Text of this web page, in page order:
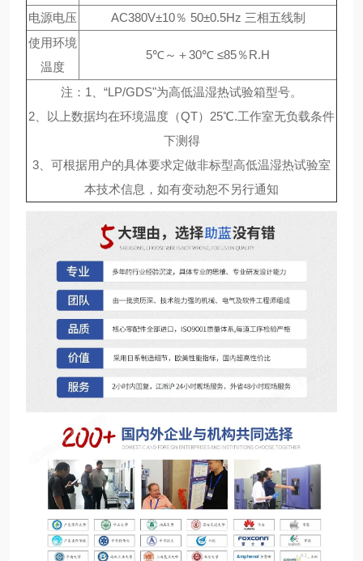
电源电压
AC380V±10％ 50±0.5Hz 三相五线制
使用环境
温度
5℃～＋30℃ ≤85％R.H
注：1、“LP/GDS"为高低温湿热试验箱型号。
2、以上数据均在环境温度（QT）25℃.工作室无负载条件
下测得
3、可根据用户的具体要求定做非标型高低温湿热试验室
本技术信息，如有变动恕不另行通知